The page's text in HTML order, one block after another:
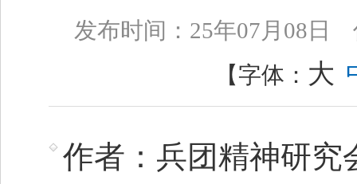
发布时间：25年07月08
【字体： 大
作者：兵团精神研究